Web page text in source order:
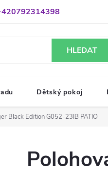
HLEDAT
Dětský pokoj
Black Edition G052-23IB PATIO